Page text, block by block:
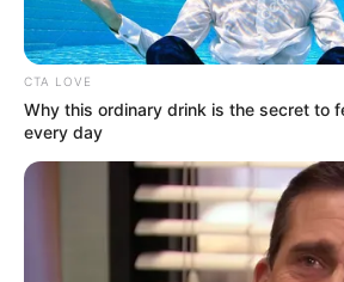
CTA LOVE
Why this ordinary drink is the secret to
every day